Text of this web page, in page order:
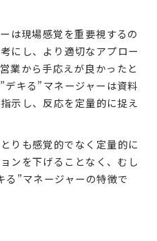
は現場感覚を重要視するの
にし、より適切なアプロー
業から手応えが良かったと
キる”マネージャーは資料
示し、反応を定量的に捉え
りも感覚的でなく定量的に
ンを下げることなく、むし
る”マネージャーの特徴で